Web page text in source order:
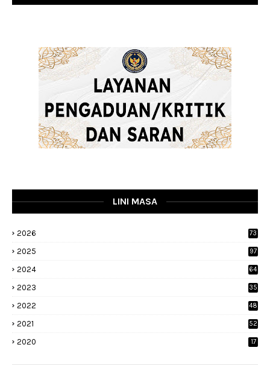
LINI MASA
2026 73
2025 97
2024 64
2023
35
2022
48
2021 52
2020 17